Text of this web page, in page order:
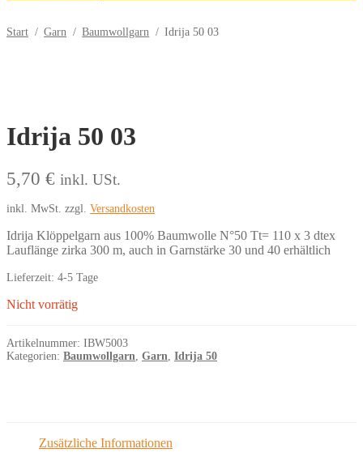
Start / Garn / Baumwollgarn / Idrija 50 03
Idrija 50 03
5,70 € inkl. USt.
inkl. MwSt. zzgl. Versandkosten
Idrija Klöppelgarn aus 100% Baumwolle N°50 Tt= 110 x 3 dtex
Lauflänge zirka 300 m, auch in Garnstärke 30 und 40 erhältlich
Lieferzeit: 4-5 Tage
Nicht vorrätig
Artikelnummer: IBW5003
Kategorien: Baumwollgarn Garn Idrija 50
Zusätzliche Informationen